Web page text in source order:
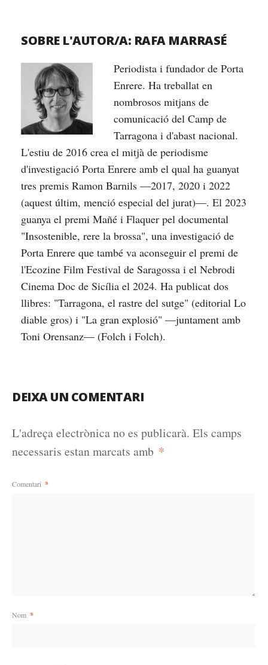
SOBRE L'AUTOR/A: RAFA MARRASÉ
Periodista i fundador de Porta
Enrere. Ha treballat en
nombrosos mitjans de
comunicació del Camp de
Tarragona i d'abast nacional.
L'estiu de 2016 crea el mitjà de periodisme
d'investigació Porta Enrere amb el qual ha guanyat
tres premis Ramon Barnils —2017, 2020 i 2022
(aquest últim, menció especial del jurat)—. El 2023
guanya el premi Mañé i Flaquer pel documental
"Insostenible, rere la brossa", una investigació de
Porta Enrere que també va aconseguir el premi de
l'Ecozine Film Festival de Saragossa i el Nebrodi
Cinema Doc de Sicília el 2024. Ha publicat dos
llibres: "Tarragona, el rastre del sutge" (editorial Lo
diable gros) i "La gran explosió" —juntament amb
Toni Orensanz— (Folch i Folch).
DEIXA UN COMENTARI
L'adreça electrònica no es publicarà. Els camps
necessaris estan marcats amb *
Comentari *
Nom *